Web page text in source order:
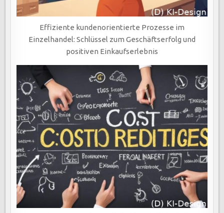
Effiziente kundenorientierte Prozesse im
Einzelhandel: Schlüssel zum Geschäftserfolg und
positiven Einkaufserlebnis